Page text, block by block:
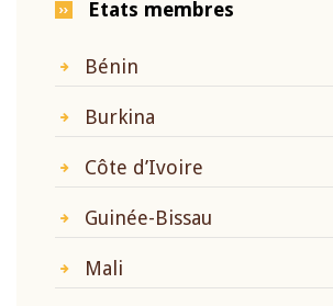
Etats membres
Bénin
Burkina
Côte d’Ivoire
Guinée-Bissau
Mali